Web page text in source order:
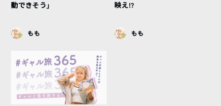
動できそう」
もも
映え!?
もも